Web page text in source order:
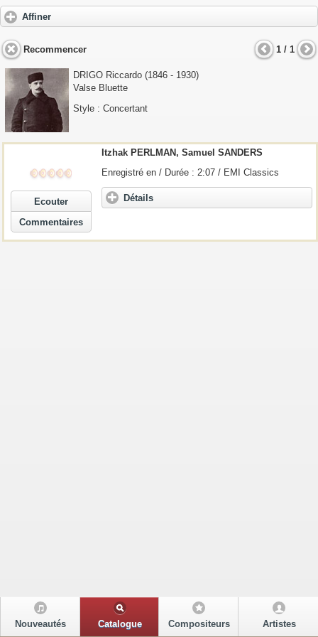
Affiner
Recommencer 1 / 1
DRIGO Riccardo (1846 - 1930)
Valse Bluette
Style : Concertant
Ecouter
Commentaires
Itzhak PERLMAN, Samuel SANDERS
Enregistré en / Durée : 2:07 / EMI Classics
Détails
Nouveautés Catalogue Compositeurs Artistes